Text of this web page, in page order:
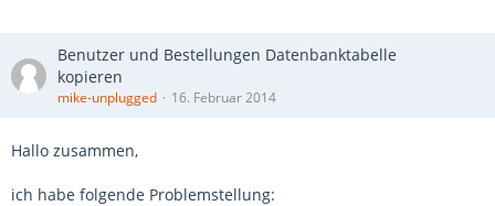
Benutzer und Bestellungen Datenbanktabelle
kopieren
mike-unplugged 16. Februar 2014
Hallo zusammen,
ich habe folgende Problemstellung: